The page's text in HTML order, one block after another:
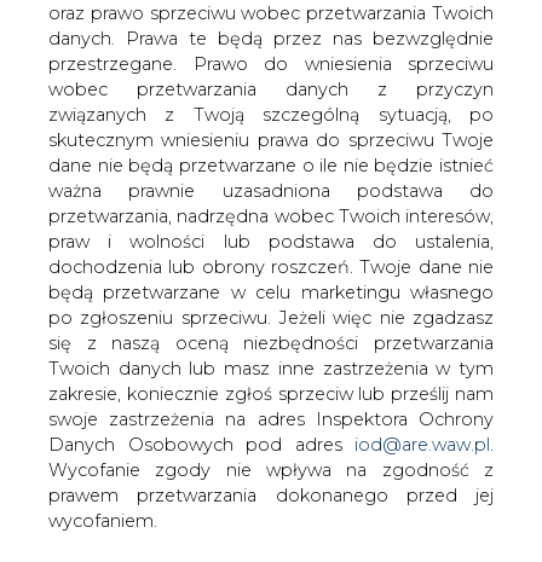
oraz prawo sprzeciwu wobec przetwarzania Twoich
danych. Prawa te będą przez nas bezwzględnie
przestrzegane. Prawo do wniesienia sprzeciwu
wobec przetwarzania danych z przyczyn
związanych z Twoją szczególną sytuacją, po
skutecznym wniesieniu prawa do sprzeciwu Twoje
dane nie będą przetwarzane o ile nie będzie istnieć
ważna prawnie uzasadniona podstawa do
przetwarzania, nadrzędna wobec Twoich interesów,
praw i wolności lub podstawa do ustalenia,
dochodzenia lub obrony roszczeń. Twoje dane nie
będą przetwarzane w celu marketingu własnego
po zgłoszeniu sprzeciwu. Jeżeli więc nie zgadzasz
się z naszą oceną niezbędności przetwarzania
Twoich danych lub masz inne zastrzeżenia w tym
zakresie, koniecznie zgłoś sprzeciw lub prześlij nam
swoje zastrzeżenia na adres Inspektora Ochrony
Danych Osobowych pod adres iod@are.waw.pl.
Wycofanie zgody nie wpływa na zgodność z
prawem przetwarzania dokonanego przed jej
wycofaniem.
Spółka PKP CARGO uruchamia
proces zwolnień grupowych
Jest to następstwo decyzji Zarządu
Spółki, który 24 lipca 2024 roku
poinformował o zamiarze
przeprowadzenia zwolnień grupowych
przez Zakłady i Centralę PKP CARGO
S.A. w restrukturyzacji. Po
przeprowadzonych konsultacjach z
Zakładowymi Organizacjami
Związkowymi, które zakończyły się